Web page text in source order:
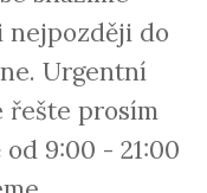
nejpozději do
Urgentní
řešte prosím
9:00 - 21:00